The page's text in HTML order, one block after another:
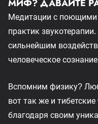
МИФ?ДАВАЙТЕ
Медитации с поющими
практик
сильнейшим
человеческое
Вспомним физику?
вот так же и
благодаря своим